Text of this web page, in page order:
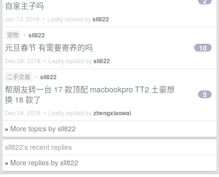
自家主子吗
Jan 13, 2019 • Lastly replied bysll822
宠物 • sll822
元旦春节 有需要寄养的吗
Dec 28, 2018 • Lastly replied bysll822
10
二手交易 • sll822
帮朋友转一台 17 款顶配 macbookpro TT2 土豪想
换 18 款了
Dec 24, 2018 • Lastly replied byzhengxiaowai
5
» More topics by sll822
sll822's recent replies
» More replies by sll822